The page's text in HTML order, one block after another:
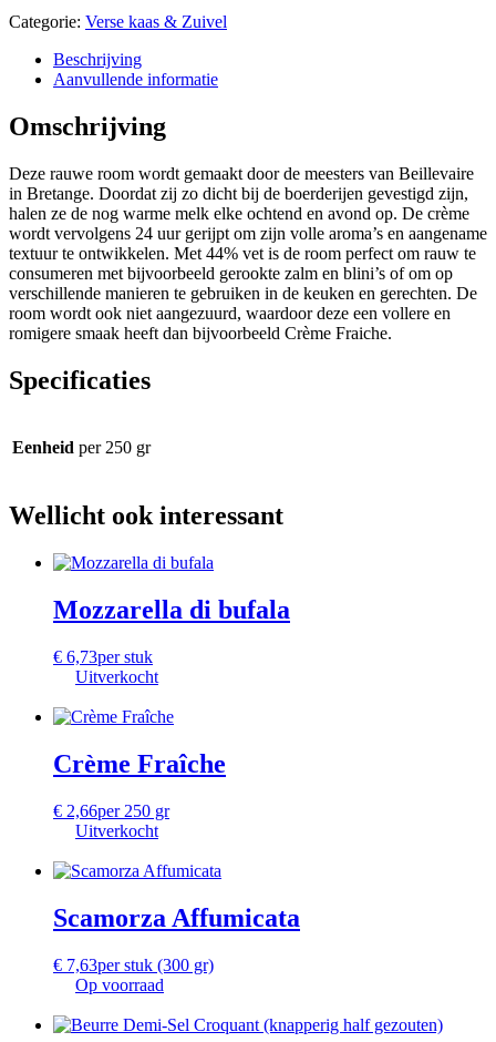
Categorie: Verse kaas & Zuivel
Beschrijving
Aanvullende informatie
Omschrijving
Deze rauwe room wordt gemaakt door de meesters van Beillevaire
in Bretange. Doordat zij zo dicht bij de boerderijen gevestigd zijn,
halen ze de nog warme melk elke ochtend en avond op. De crème
wordt vervolgens 24 uur gerijpt om zijn volle aroma’s en aangename
textuur te ontwikkelen. Met 44% vet is de room perfect om rauw te
consumeren met bijvoorbeeld gerookte zalm en blini’s of om op
verschillende manieren te gebruiken in de keuken en gerechten. De
room wordt ook niet aangezuurd, waardoor deze een vollere en
romigere smaak heeft dan bijvoorbeeld Crème Fraiche.
Specificaties
Eenheid per 250 gr
Wellicht ook interessant
Mozzarella di bufala
€ 6,73per stuk
Uitverkocht
Crème Fraîche
€ 2,66per 250 gr
Uitverkocht
Scamorza Affumicata
€ 7,63per stuk (300 gr)
Op voorraad